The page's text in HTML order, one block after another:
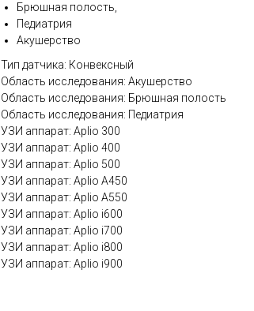
Брюшная полость,
Педиатрия
Акушерство
Тип датчика: Конвексный
Область исследования: Акушерство
Область исследования: Брюшная полость
Область исследования: Педиатрия
УЗИ аппарат: Aplio 300
УЗИ аппарат: Aplio 400
УЗИ аппарат: Aplio 500
УЗИ аппарат: Aplio A450
УЗИ аппарат: Aplio A550
УЗИ аппарат: Aplio i600
УЗИ аппарат: Aplio i700
УЗИ аппарат: Aplio i800
УЗИ аппарат: Aplio i900